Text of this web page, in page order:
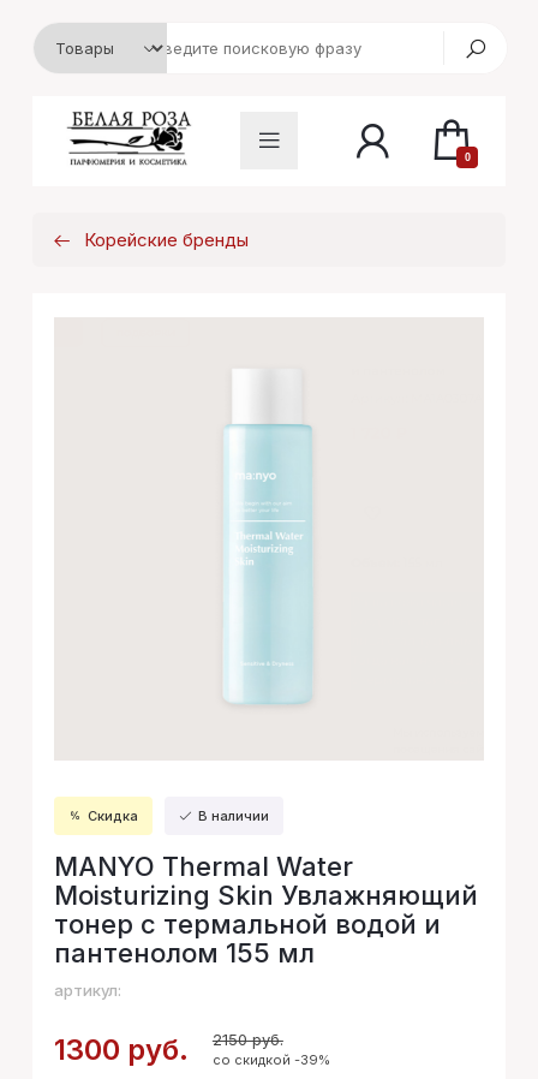
0
Корейские бренды
Скидка В наличии
MANYO Thermal Water
Moisturizing Skin Увлажняющий
тонер с термальной водой и
пантенолом 155 мл
артикул:
1300 руб. 2150 руб.
со скидкой -39%